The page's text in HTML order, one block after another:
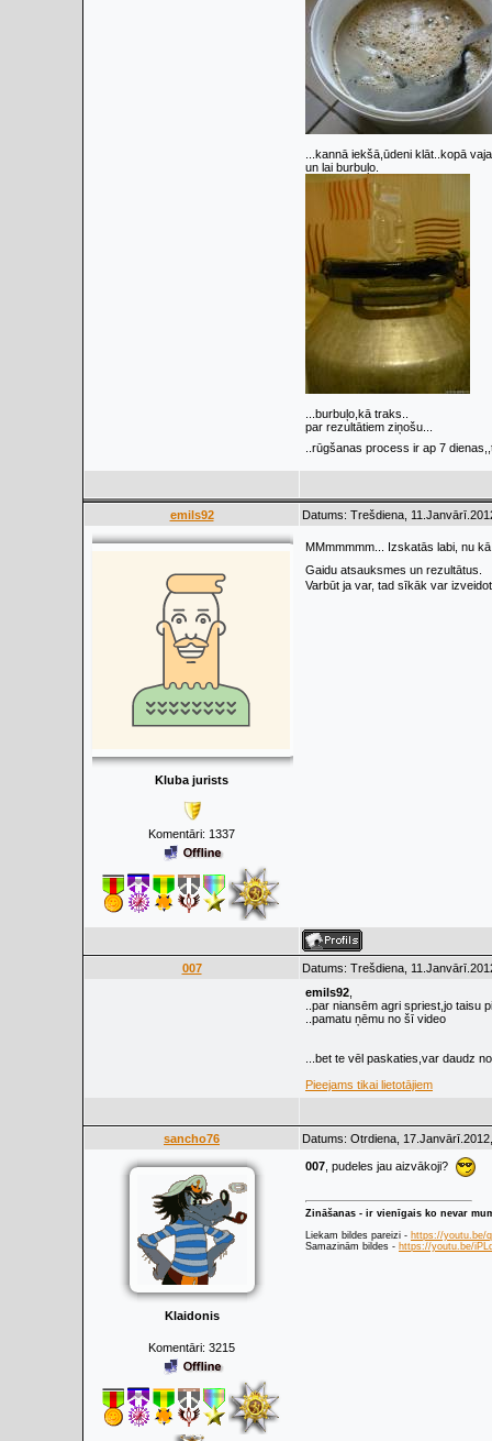
...kannā iekšā,ūdeni klāt..kopā
un lai burbuļo.
...burbuļo,kā traks..
par rezultātiem ziņošu...
..rūgšanas process ir ap 7
emils92 Datums: Trešdiena,
Kluba jurists
Komentāri: 1337
MMmmmmm... Izskatās labi, nu
Gaidu atsauksmes un rezultātus.
Varbūt ja var, tad sīkāk var
007
Datums: Trešdiena,
emils92
..par niansēm agri spriest,jo taisu
..pamatu ņēmu no šī video
...bet te vēl paskaties,var daudz
Pieejams tikai lietotājiem
sancho76 Datums: Otrdiena,
Klaidonis
Komentāri: 3215
007 , pudeles jau aizvākoji?
Zināšanas - ir vienīgais ko nevar
Liekam bildes pareizi - https://youtu.be/
Samazinām bildes - https://youtu.be/